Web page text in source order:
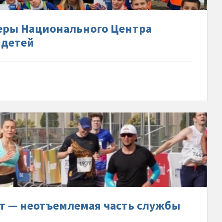
Национального Центра
— неотъемлемая часть службы